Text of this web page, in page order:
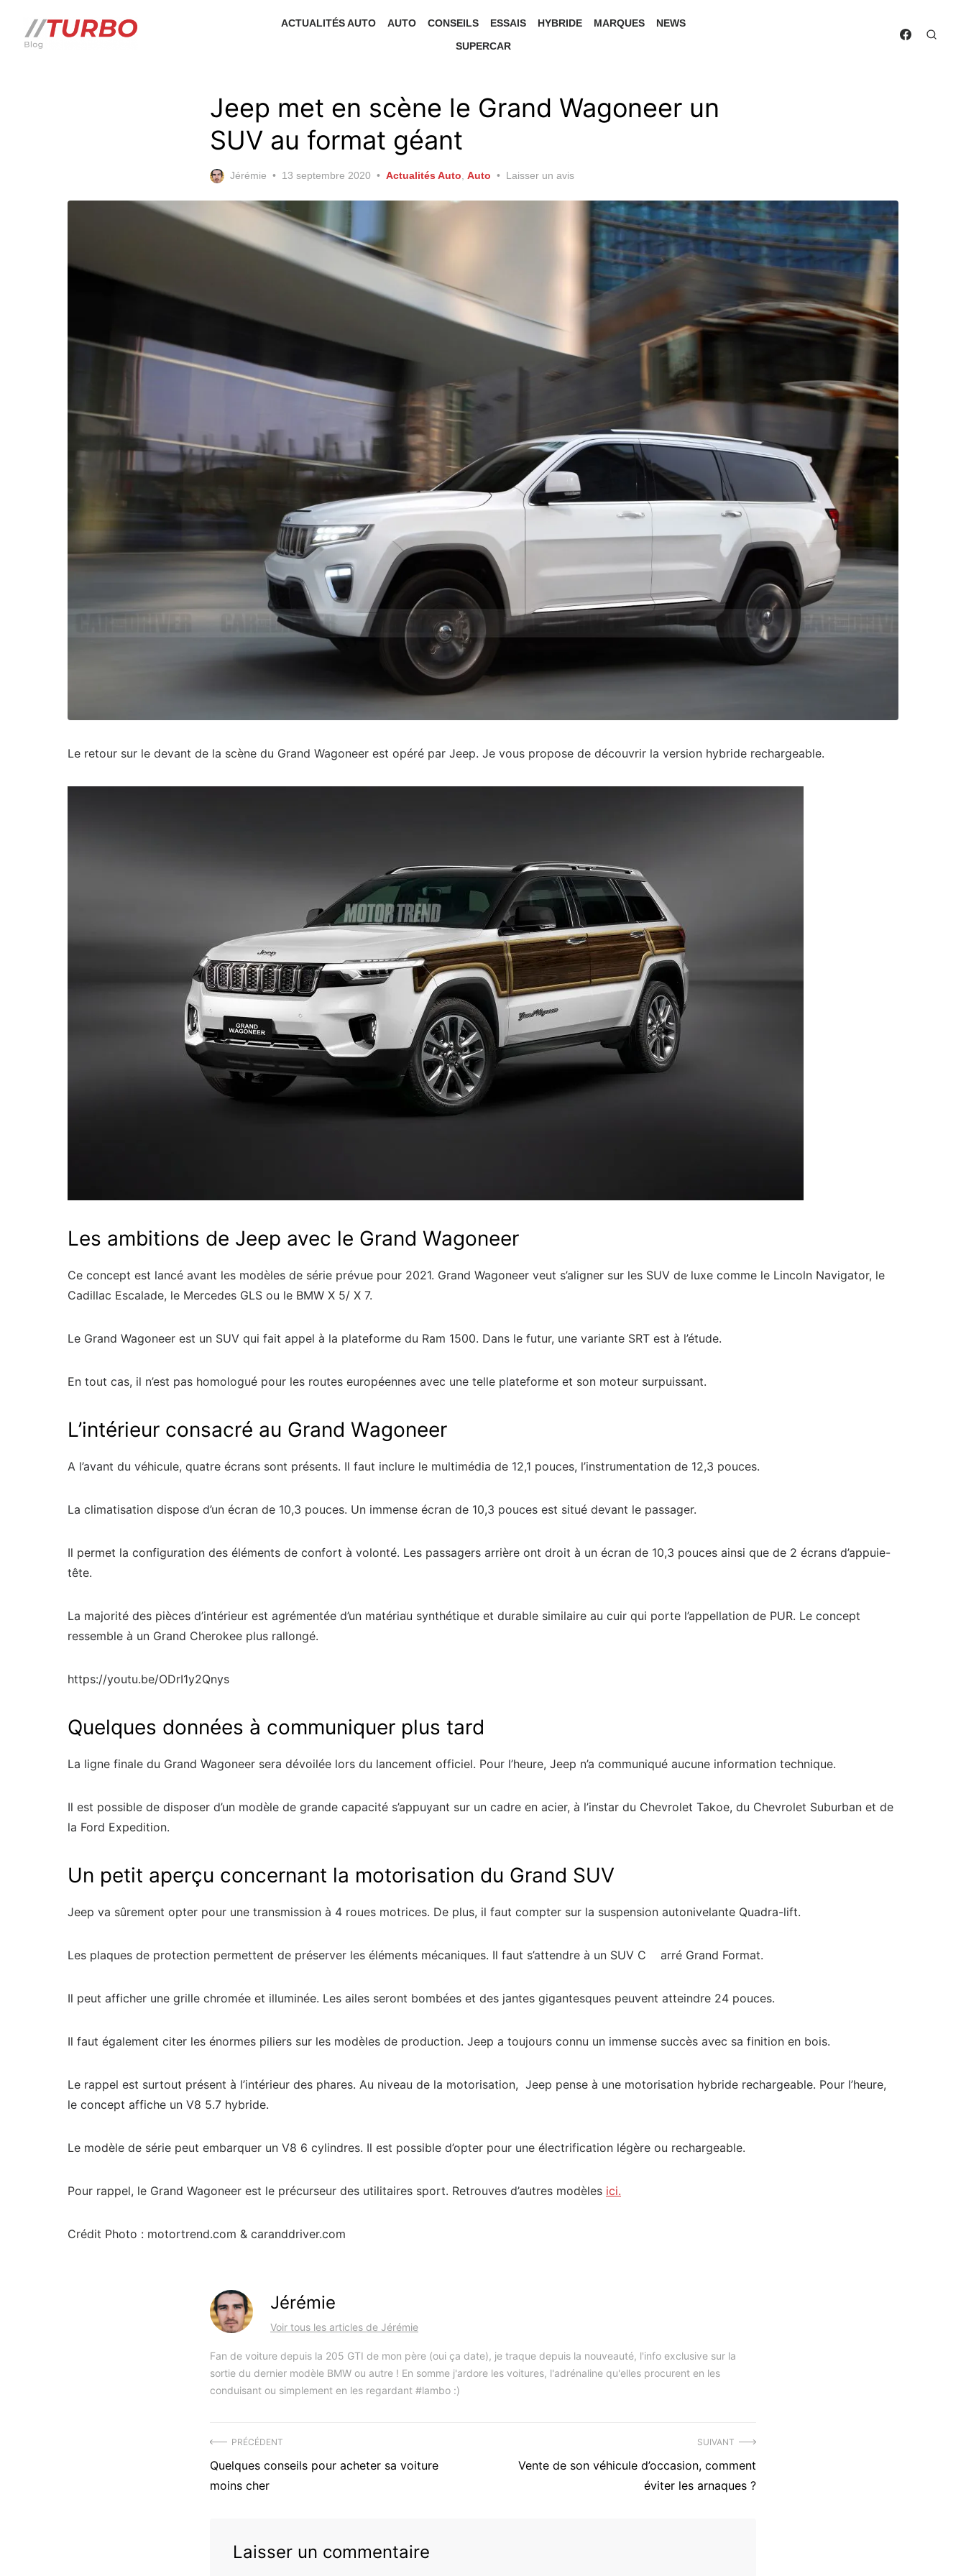
ACTUALITÉS AUTO AUTO CONSEILS ESSAIS HYBRIDE MARQUES
NEWS
SUPERCAR
Jeep met en scène le Grand Wagoneer un
SUV au format géant
Jérémie
Posted
13 septembre 2020 Actualités Auto Auto Laisser un avis
Le retour sur le devant de la scène du Grand Wagoneer est opéré par Jeep. Je vous propose de découvrir la version hybride rechargeable.
Les ambitions de Jeep avec le Grand Wagoneer
Ce concept est lancé avant les modèles de série prévue pour 2021. Grand Wagoneer veut s’aligner sur les SUV de luxe comme le Lincoln Navigator, le
Cadillac Escalade, le Mercedes GLS ou le BMW X 5/ X 7.
Le Grand Wagoneer est un SUV qui fait appel à la plateforme du Ram 1500. Dans le futur, une variante SRT est à l’étude.
En tout cas, il n’est pas homologué pour les routes européennes avec une telle plateforme et son moteur surpuissant.
L’intérieur consacré au Grand Wagoneer
A l’avant du véhicule, quatre écrans sont présents. Il faut inclure le multimédia de 12,1 pouces, l’instrumentation de 12,3 pouces.
La climatisation dispose d’un écran de 10,3 pouces. Un immense écran de 10,3 pouces est situé devant le passager.
Il permet la configuration des éléments de confort à volonté. Les passagers arrière ont droit à un écran de 10,3 pouces ainsi que de 2 écrans d’appuie-
tête.
La majorité des pièces d’intérieur est agrémentée d’un matériau synthétique et durable similaire au cuir qui porte l’appellation de PUR. Le concept
ressemble à un Grand Cherokee plus rallongé.
https://youtu.be/ODrI1y2Qnys
Quelques données à communiquer plus tard
La ligne finale du Grand Wagoneer sera dévoilée lors du lancement officiel. Pour l’heure, Jeep n’a communiqué aucune information technique.
Il est possible de disposer d’un modèle de grande capacité s’appuyant sur un cadre en acier, à l’instar du Chevrolet Takoe, du Chevrolet Suburban et de
la Ford Expedition.
Un petit aperçu concernant la motorisation du Grand SUV
Jeep va sûrement opter pour une transmission à 4 roues motrices. De plus, il faut compter sur la suspension autonivelante Quadra-lift.
Les plaques de protection permettent de préserver les éléments mécaniques. Il faut s’attendre à un SUV C arré Grand Format.
Il peut afficher une grille chromée et illuminée. Les ailes seront bombées et des jantes gigantesques peuvent atteindre 24 pouces.
Il faut également citer les énormes piliers sur les modèles de production. Jeep a toujours connu un immense succès avec sa finition en bois.
Le rappel est surtout présent à l’intérieur des phares. Au niveau de la motorisation, Jeep pense à une motorisation hybride rechargeable. Pour l’heure,
le concept affiche un V8 5.7 hybride.
Le modèle de série peut embarquer un V8 6 cylindres. Il est possible d’opter pour une électrification légère ou rechargeable.
Pour rappel, le Grand Wagoneer est le précurseur des utilitaires sport. Retrouves d’autres modèles ici.
Crédit Photo : motortrend.com & caranddriver.com
Jérémie
Voir tous les articles de Jérémie
Fan de voiture depuis la 205 GTI de mon père (oui ça date), je traque depuis la nouveauté, l'info exclusive sur la
sortie du dernier modèle BMW ou autre ! En somme j'ardore les voitures, l'adrénaline qu'elles procurent en les
conduisant ou simplement en les regardant #lambo :)
Navigation
de
PRÉCÉDENT
Précédent
article
Quelques conseils pour acheter sa voiture
moins cher
SUIVANT
ArticleVente de son véhicule d’occasion, comment
éviter les arnaques ?
Laisser un commentaire